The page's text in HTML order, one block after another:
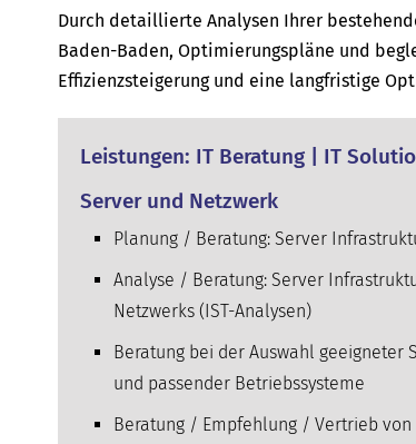
Durch detaillierte Analysen Ihrer
Baden-Baden, Optimierungspläne und
Effizienzsteigerung und eine langfristige
Leistungen: IT Beratung | IT
Server und Netzwerk
Planung / Beratung: Server
Analyse / Beratung: Server
Netzwerks (IST-Analysen)
Beratung bei der Auswahl geeigneter
und passender Betriebssysteme
Beratung / Empfehlung / Vertrieb von